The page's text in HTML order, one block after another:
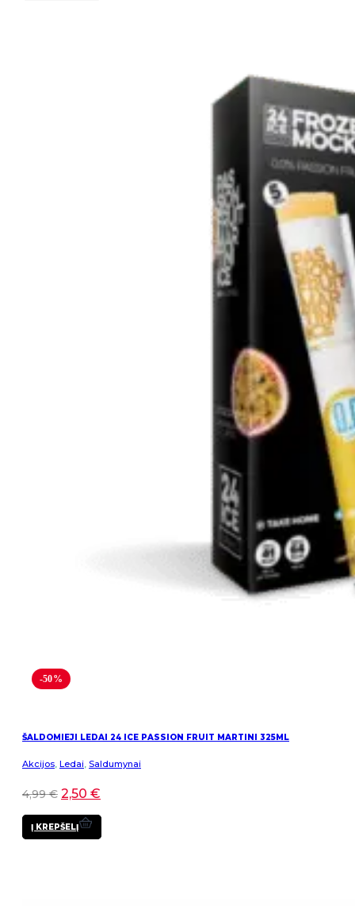
-50%
ŠALDOMIEJI LEDAI 24 ICE PASSION FRUIT MARTINI 325ML
Akcijos, Ledai, Saldumynai
4,99€ 2,50 €
Į KREPŠELĮ